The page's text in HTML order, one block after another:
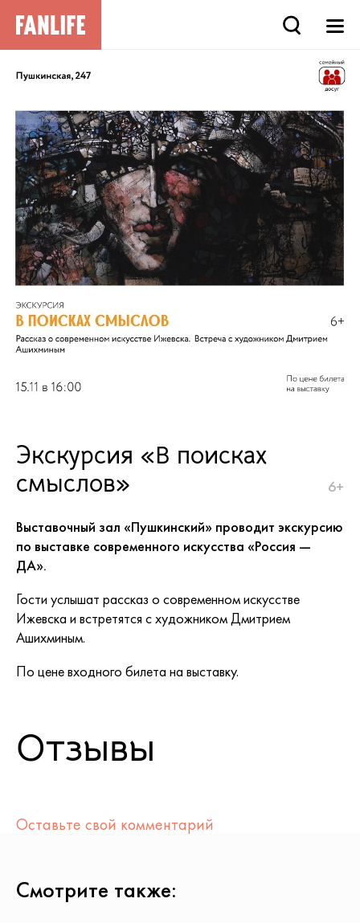
Экскурсия «В поисках
смыслов»
6+
Выставочный зал «Пушкинский» проводит экскурсию
по выставке современного искусства «Россия —
ДА».
Гости услышат рассказ о современном искусстве
Ижевска и встретятся с художником Дмитрием
Ашихминым.
По цене входного билета на выставку.
Отзывы
Оставьте свой комментарий
Смотрите также: